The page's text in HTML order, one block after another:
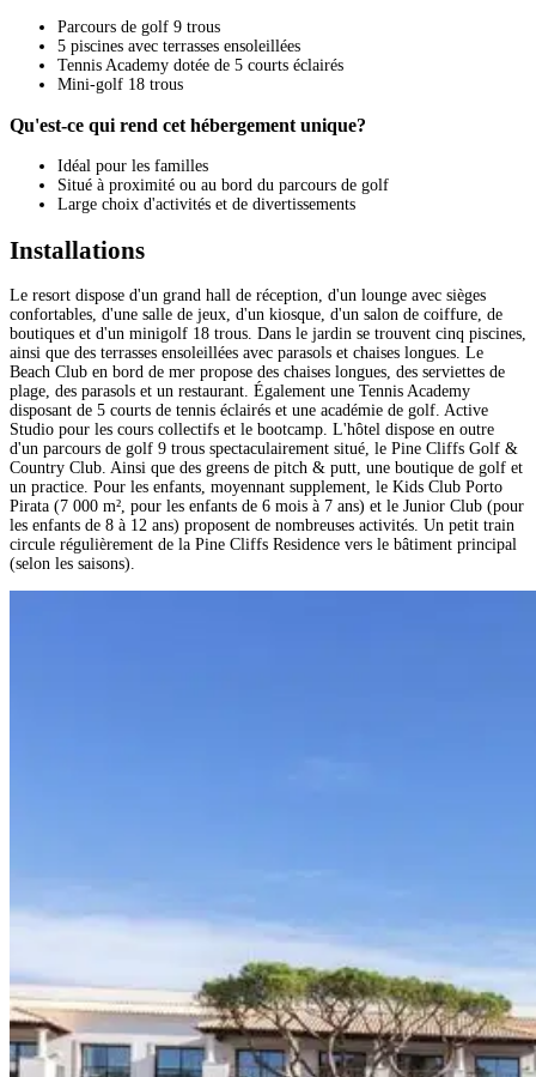
Parcours de golf 9 trous
5 piscines avec terrasses ensoleillées
Tennis Academy dotée de 5 courts éclairés
Mini-golf 18 trous
Qu'est-ce qui rend cet hébergement unique?
Idéal pour les familles
Situé à proximité ou au bord du parcours de golf
Large choix d'activités et de divertissements
Installations
Le resort dispose d'un grand hall de réception, d'un lounge avec sièges
confortables, d'une salle de jeux, d'un kiosque, d'un salon de coiffure, de
boutiques et d'un minigolf 18 trous. Dans le jardin se trouvent cinq piscines,
ainsi que des terrasses ensoleillées avec parasols et chaises longues. Le
Beach Club en bord de mer propose des chaises longues, des serviettes de
plage, des parasols et un restaurant. Également une Tennis Academy
disposant de 5 courts de tennis éclairés et une académie de golf. Active
Studio pour les cours collectifs et le bootcamp. L'hôtel dispose en outre
d'un parcours de golf 9 trous spectaculairement situé, le Pine Cliffs Golf &
Country Club. Ainsi que des greens de pitch & putt, une boutique de golf et
un practice. Pour les enfants, moyennant supplement, le Kids Club Porto
Pirata (7 000 m², pour les enfants de 6 mois à 7 ans) et le Junior Club (pour
les enfants de 8 à 12 ans) proposent de nombreuses activités. Un petit train
circule régulièrement de la Pine Cliffs Residence vers le bâtiment principal
(selon les saisons).